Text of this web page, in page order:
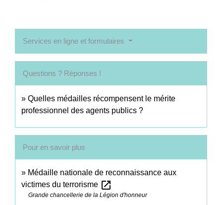
Services en ligne et formulaires
Questions ? Réponses !
Quelles médailles récompensent le mérite
professionnel des agents publics ?
Pour en savoir plus
Médaille nationale de reconnaissance aux
victimes du terrorisme open_in_new
Grande chancellerie de la Légion d'honneur